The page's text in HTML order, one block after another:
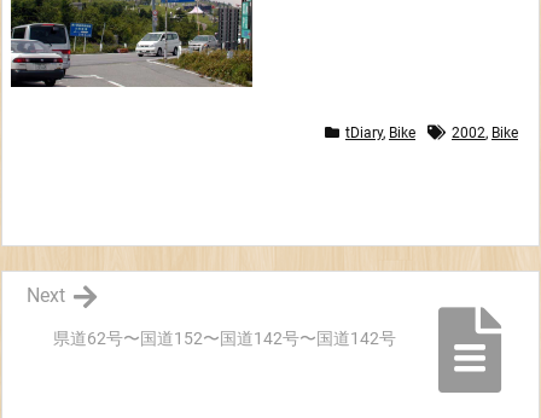
tDiary, Bike 2002, Bike
県道62号〜国道152〜国道142号〜国道142号
Next